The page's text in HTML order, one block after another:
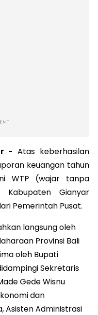
- Atas keberhasilan
keuangan tahun
WTP (wajar tanpa
Kabupaten Gianyar
Pemerintah Pusat.
langsung oleh
Provinsi Bali
oleh Bupati
Sekretaris
Gede Wisnu
dan
Asisten Administrasi